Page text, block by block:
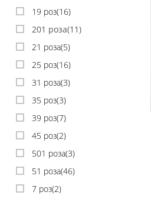
19 роз(16)
201 роза(11)
21 роза(5)
25 роз(16)
31 роза(3)
35 роз(3)
39 роз(7)
45 роз(2)
501 роза(3)
51 роза(46)
7 роз(2)